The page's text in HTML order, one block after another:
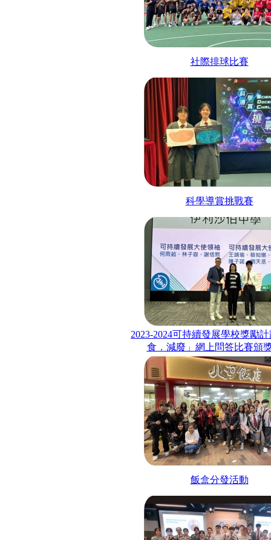
社際排球比賽
科學導賞挑戰賽
2023-2024可持續發展學校獎勵
食．減廢」網上問答比賽頒
飯盒分發活動